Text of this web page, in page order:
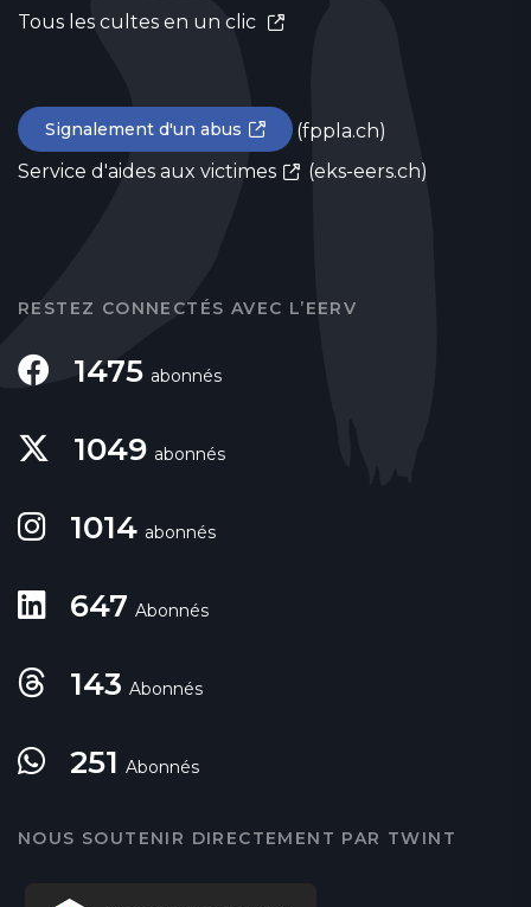
Tous les cultes en un clic
Signalement d'un abus
(fppla.ch)
Service d'aides aux victimes
(eks-eers.ch)
RESTEZ CONNECTÉS AVEC L’EERV
1475 abonnés
1049 abonnés
1014 abonnés
647 Abonnés
143 Abonnés
251 Abonnés
NOUS SOUTENIR DIRECTEMENT PAR TWINT